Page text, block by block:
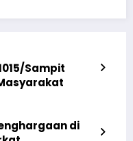
Sampit
di